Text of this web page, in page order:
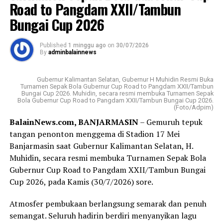
Messenger 0
dengan kepemilikan atau pemegang saham pemerintah
provinsi (Pemprov) dan pemerintah kabupaten/kota
(Pemkab/Pemkot) provinsi setempat.
Visi Badan Usaha Milik Daerah (BUMD) Pemprov Kalsel
terpercaya dengan memberikan pelayanan terbaik
kepada masyarakat.
Sementara misinya ;menjadi penggerak perekonomian
daerah, memberikan nilai tambah bagi pemegang saham,
serta menyediakan layanan perbankan berkualitas.
Sedangkan produk Bank Kalsel meliputi layanan
tabungan, kredit atau pinjaman, serta layanan khusus
seperti Tabungan Banua, Kredit Multiguna Plus, dan
Rapat kerja Komisi II Bidang Ekonomi dan Keuangan
Road to Pangdam XXII/Tambun
Bungai Cup 2026
Published 1 minggu ago on 30/07/2026
By adminbalainnews
Gubernur Kalimantan Selatan, Gubernur H Muhidin Resmi Buka
Turnamen Sepak Bola Gubernur Cup Road to Pangdam XXII/Tambun
Bungai Cup 2026. Muhidin, secara resmi membuka Turnamen Sepak
Bola Gubernur Cup Road to Pangdam XXII/Tambun Bungai Cup 2026.
(Foto/Adpim)
BalainNews.com, BANJARMASIN– Gemuruh tepuk
tangan penonton menggema di Stadion 17 Mei
Banjarmasin saat Gubernur Kalimantan Selatan, H.
Muhidin, secara resmi membuka Turnamen Sepak Bola
Gubernur Cup Road to Pangdam XXII/Tambun Bungai
Cup 2026, pada Kamis (30/7/2026) sore.
Atmosfer pembukaan berlangsung semarak dan penuh
semangat. Seluruh hadirin berdiri menyanyikan lagu